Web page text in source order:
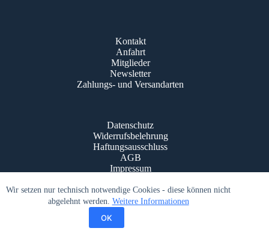
Wir setzen nur technisch notwendige Cookies - diese können nicht
abgelehnt werden. Weitere Informationen
OK
Kontakt
Anfahrt
Mitglieder
Newsletter
Zahlungs- und Versandarten
Datenschutz
Widerrufsbelehrung
Haftungsausschluss
AGB
Impressum
Powered by